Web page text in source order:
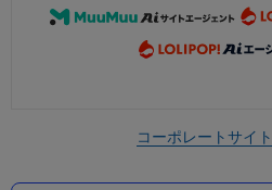
コーポレートサイト